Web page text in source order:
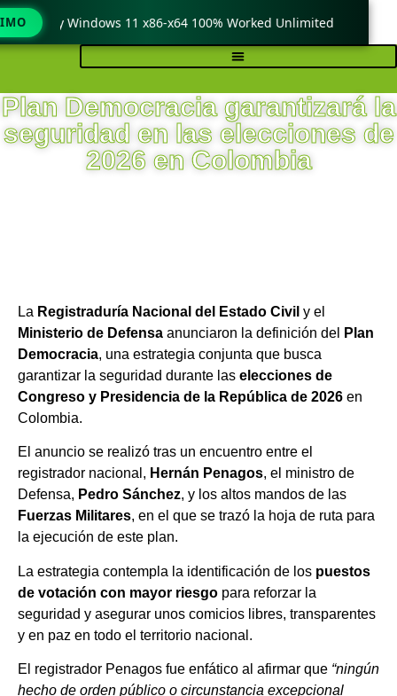
Plan Democracia garantizará la
seguridad en las elecciones de
2026 en Colombia
La Registraduría Nacional del Estado Civil y el
Ministerio de Defensa anunciaron la definición del
Plan
Democracia, una estrategia conjunta que busca
garantizar la seguridad durante las elecciones de
Congreso y Presidencia de la República de 2026 en
Colombia.
El anuncio se realizó tras un encuentro entre el
registrador nacional, Hernán Penagos, el ministro de
Defensa, Pedro Sánchez, y los altos mandos de las
Fuerzas Militares, en el que se trazó la hoja de ruta para
la ejecución de este plan.
La estrategia contempla la identificación de los puestos
de votación con mayor riesgo para reforzar la
seguridad y asegurar unos comicios libres, transparentes
y en paz en todo el territorio nacional.
El registrador Penagos fue enfático al afirmar que “ningún
hecho de orden público o circunstancia excepcional
only Windows 11 x86-x64 100% Worked Unlimited